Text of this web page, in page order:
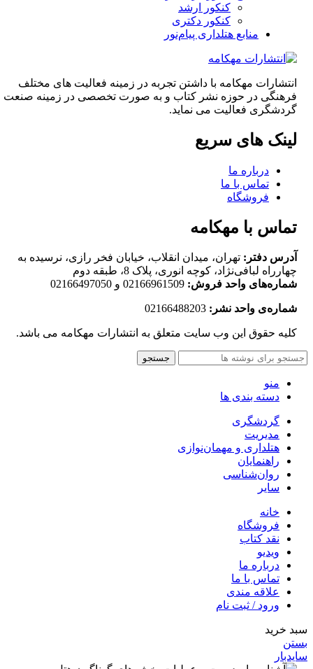
کنکور ارشد
کنکور دکتری
منابع هتلداری پیام‌نور
انتشارات مهکامه با داشتن تجربه در زمینه فعالیت های مختلف
فرهنگی در حوزه نشر کتاب و به صورت تخصصی در زمینه صنعت
گردشگری فعالیت می نماید.
لینک های سریع
درباره ما
تماس با ما
فروشگاه
تماس با مهکامه
آدرس دفتر: تهران، میدان انقلاب، خیابان فخر رازی، نرسیده به
چهارراه لبافی‌نژاد، کوچه انوری، پلاک 8، طبقه دوم
شماره‌های واحد فروش: 02166961509 و 02166497050
شماره‌‌ی واحد نشر:
کلیه حقوق این وب سایت متعلق به انتشارات مهکامه می باشد.
جستجو
منو
دسته بندی ها
گردشگری
مدیریت
هتلداری و مهمان‌نوازی
راهنمایان
روان‌شناسی
سایر
خانه
فروشگاه
نقد کتاب
ویدیو
درباره‌ ما
تماس با ما
علاقه مندی
ورود / ثبت نام
سبد خرید
بستن
سایدبار